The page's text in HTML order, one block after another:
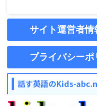
サイト運営者情
プライバシーポ
話す英語のKids-